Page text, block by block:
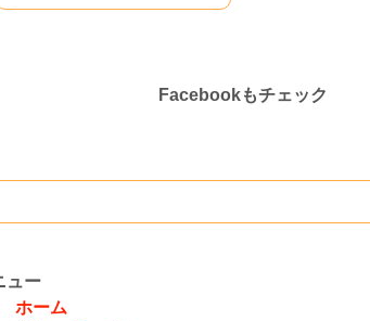
Facebookもチェック
ュー
ホーム